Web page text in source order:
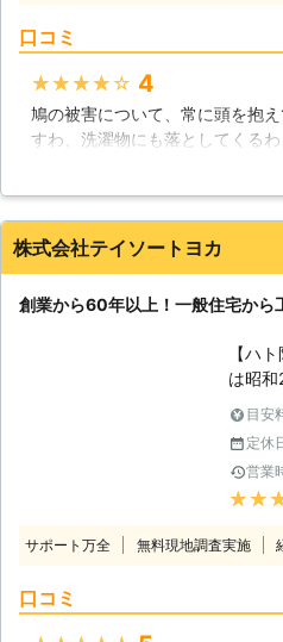
はない
剤や
わせ
信があ
除の
を損
してい
な施工
様に
口コミ
★★★★★ 4
鳩の被害について、常に頭を抱
すわ、洗濯物にも落としてくる
ていました。なのでタカサキさ
積もりも低価格だったので、お
ました。
新潟県 上越市 2016年11月30日
株式会社テイソートヨカ
創業から60年以上！一般住宅から
【ハ
は昭
工を
なら
の他の
して、
に寄与
謡に歌
目安
定休
営業
サポート万全 無料現地調査実施
口コミ